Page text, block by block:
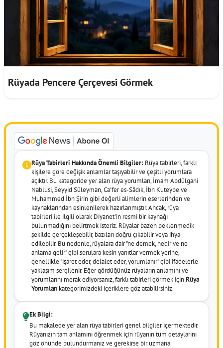
Rüyada Pencere Çerçevesi Görmek
Rüya Tabirleri Hakkında Önemli Bilgiler: Rüya tabirleri, farklı
kişilere göre değişik anlamlar taşıyabilir ve çeşitli yorumlara
açıktır. Bu kategoride yer alan rüya yorumları, İmam Abdülgani
Nablusi, Seyyid Süleyman, Ca'fer es-Sâdık, İbn Kuteybe ve
Muhammed İbn Şirin gibi değerli alimlerin eserlerinden ve
kaynaklarından esinlenilerek hazırlanmıştır. Ancak, rüya
tabirleri ile ilgili olarak Diyanet'in resmi bir kaynağı
bulunmadığını belirtmek isteriz. Rüyalar bazen beklenmedik
şekilde gerçekleşebilir, bazıları doğru çıkabilir veya ihya
edilebilir. Bu nedenle, rüyalara dair "ne demek, nedir ve ne
anlama gelir" gibi sorulara kesin yanıtlar vermek yerine,
genellikle "işaret eder, delalet eder, yorumlanır" gibi ifadelerle
yaklaşım sergilenir. Eğer gördüğünüz rüyaların anlamını ve
yorumlarını merak ediyorsanız, farklı tabirleri görmek için Rüya
Yorumları kategorimizdeki içeriklere göz atabilirsiniz.
Ek Bilgi:
Bu makalede yer alan rüya tabirleri genel bilgiler içermektedir.
Rüyanızın tam anlamını öğrenmek için rüyanın tüm detaylarını
göz önünde bulundurmanız ve gerekirse bir uzmana